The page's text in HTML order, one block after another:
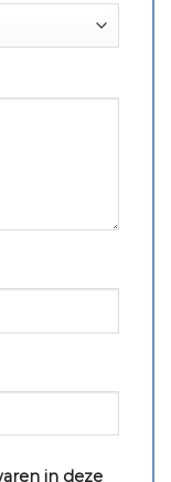
in deze